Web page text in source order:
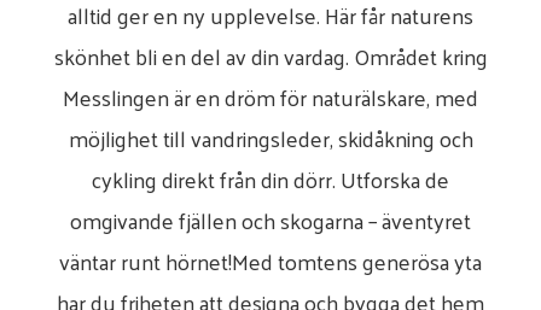
alltid ger en ny upplevelse. Här får naturens
skönhet bli en del av din vardag. Området kring
Messlingen är en dröm för naturälskare, med
möjlighet till vandringsleder, skidåkning och
cykling direkt från din dörr. Utforska de
omgivande fjällen och skogarna – äventyret
väntar runt hörnet!Med tomtens generösa yta